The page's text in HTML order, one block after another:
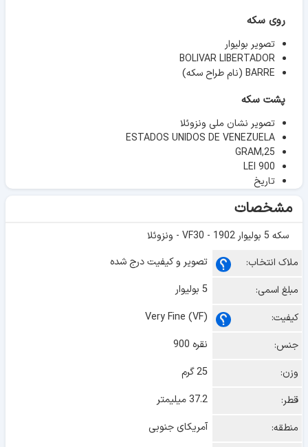
روی سکه
تصویر بولیوار
BOLIVAR LIBERTADOR
BARRE (نام طراح سکه)
پشت سکه
تصویر نشان ملی ونزوئلا
ESTADOS UNIDOS DE VENEZUELA
GRAM,25
LEI 900
تاریخ
مشخصات
سکه 5 بولیوار 1902 - VF30 - ونزوئلا
ملاک انتخاب:
تصویر و کیفیت درج شده
مبلغ اسمی:
5 بولیوار
کیفیت:
Very Fine (VF)
جنس:
نقره 900
وزن:
25 گرم
قطر:
37.2 میلیمتر
منطقه:
آمریکای جنوبی